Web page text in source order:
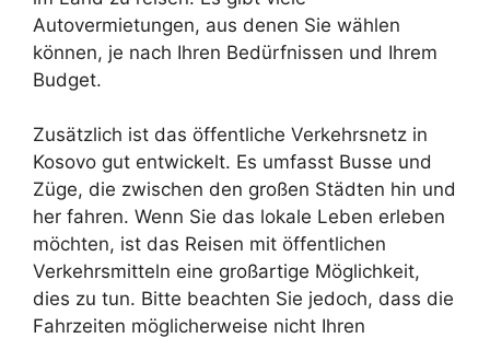
Autovermietungen, aus denen Sie wählen
können, je nach Ihren Bedürfnissen und Ihrem
Budget.
Zusätzlich ist das öffentliche Verkehrsnetz in
Kosovo gut entwickelt. Es umfasst Busse und
Züge, die zwischen den großen Städten hin und
her fahren. Wenn Sie das lokale Leben erleben
möchten, ist das Reisen mit öffentlichen
Verkehrsmitteln eine großartige Möglichkeit,
dies zu tun. Bitte beachten Sie jedoch, dass die
Fahrzeiten möglicherweise nicht Ihren